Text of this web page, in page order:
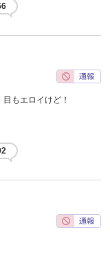
もエロイけど！